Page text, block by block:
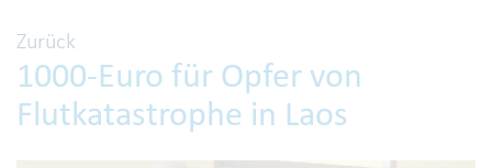
Zurück
1000-Euro für Opfer von
Flutkatastrophe in Laos